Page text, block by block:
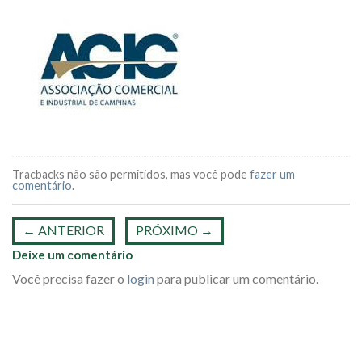
Tracbacks não são permitidos, mas você podefazer um
comentário.
← ANTERIOR PRÓXIMO →
Deixe um comentário
Você precisa fazer o login para publicar um comentário.